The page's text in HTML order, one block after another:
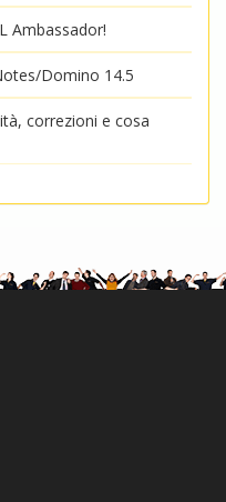
Ambassador!
Domino 14.5
correzioni e cosa